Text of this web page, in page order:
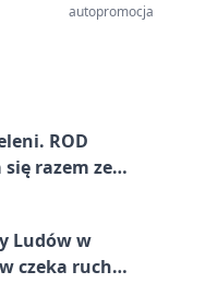
autopromocja
ROD
razem ze
Ludów w
czeka ruch